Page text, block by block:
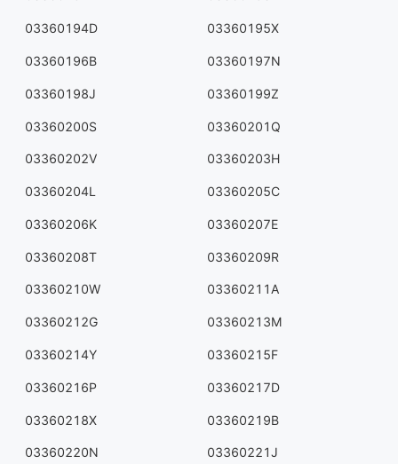
03360194D 03360195X
03360196B 03360197N
03360198J 03360199Z
03360200S 03360201Q
03360202V 03360203H
03360204L 03360205C
03360206K 03360207E
03360208T 03360209R
03360210W 03360211A
03360212G 03360213M
03360214Y 03360215F
03360216P 03360217D
03360218X 03360219B
03360220N 03360221J